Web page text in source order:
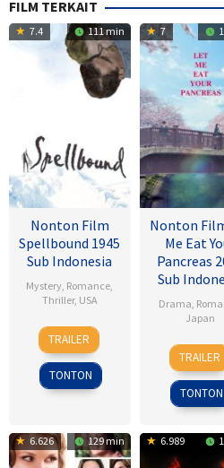
FILM TERKAIT
7.4 111 min
Nonton Film
Spellbound 1945
Sub Indonesia
Mystery, Romance,
Thriller, USA
8
Nov
1945
Alfred
Hitchcock
TRAILER
TONTON
7
Nonton
Me Eat
Pancreas
Sub
Drama,
Japan
28
Jul
Sho
TRAILER
TONTON
6.626 129 min 6.989